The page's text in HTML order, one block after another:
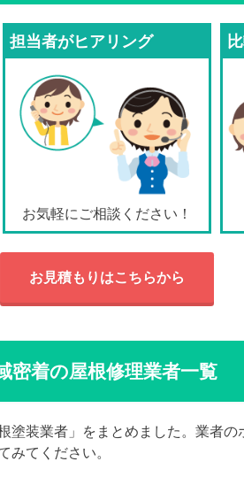
担当者がヒアリング
お気軽にご相談ください！
お見積もりはこちらから
密着の屋根修理業者一覧
塗装業者」をまとめました。業者の
みてください。